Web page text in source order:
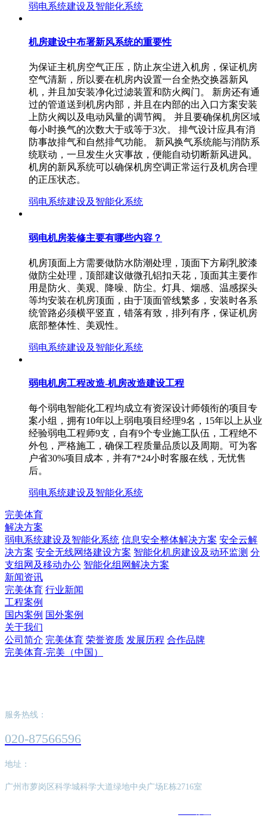
弱电系统建设及智能化系统
机房建设中布署新风系统的重要性
为保证主机房空气正压，防止灰尘进入机房，保证机房
空气清新，所以要在机房内设置一台全热交换器新风
机，并且加安装净化过滤装置和防火阀门。 新房还有通
过的管道送到机房内部，并且在内部的出入口方案安装
上防火阀以及电动风量的调节阀。 并且要确保机房区域
每小时换气的次数大于或等于3次。 排气设计应具有消
防事故排气和自然排气功能。 新风换气系统能与消防系
统联动，一旦发生火灾事故，便能自动切断新风进风。
机房的新风系统可以确保机房空调正常运行及机房合理
的正压状态。
弱电系统建设及智能化系统
弱电机房装修主要有哪些内容？
机房顶面上方需要做防水防潮处理，顶面下方刷乳胶漆
做防尘处理，顶部建议做微孔铝扣天花，顶面其主要作
用是防火、美观、降噪、防尘。灯具、烟感、温感探头
等均安装在机房顶面，由于顶面管线繁多，安装时各系
统管路必须横平竖直，错落有致，排列有序，保证机房
底部整体性、美观性。
弱电系统建设及智能化系统
弱电机房工程改造-机房改造建设工程
每个弱电智能化工程均成立有资深设计师领衔的项目专
案小组，拥有10年以上弱电项目经理9名，15年以上从业
经验弱电工程师9支，自有9个专业施工队伍，工程绝不
外包，严格施工，确保工程质量品质以及周期。可为客
户省30%项目成本，并有7*24小时客服在线，无忧售
后。
弱电系统建设及智能化系统
完美体育
解决方案
弱电系统建设及智能化系统 信息安全整体解决方案 安全云解
决方案 安全无线网络建设方案 智能化机房建设及动环监测 分
支组网及移动办公 智能化组网解决方案
新闻资讯
完美体育 行业新闻
工程案例
国内案例 国外案例
关于我们
公司简介 完美体育 荣誉资质 发展历程 合作品牌
完美体育-完美（中国）
服务热线：
020-87566596
地址：
广州市萝岗区科学城科学大道绿地中央广场E栋2716室